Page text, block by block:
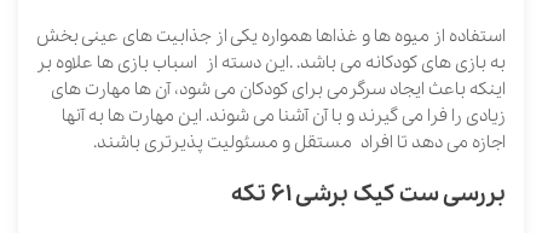
استفاده از میوه ها و غذاها همواره یکی از جذابیت های عینی بخش
به بازی های کودکانه می باشد. .این دسته از اسباب بازی ها علاوه بر
اینکه باعث ایجاد سرگرمی برای کودکان می شود، آن ها مهارت های
زیادی را فرا می گیرند و با آن آشنا می شوند. این مهارت ها به آنها
اجازه می دهد تا افراد مستقل و مسئولیت پذیرتری باشند.
بررسیست کیک برشی 61 تکه